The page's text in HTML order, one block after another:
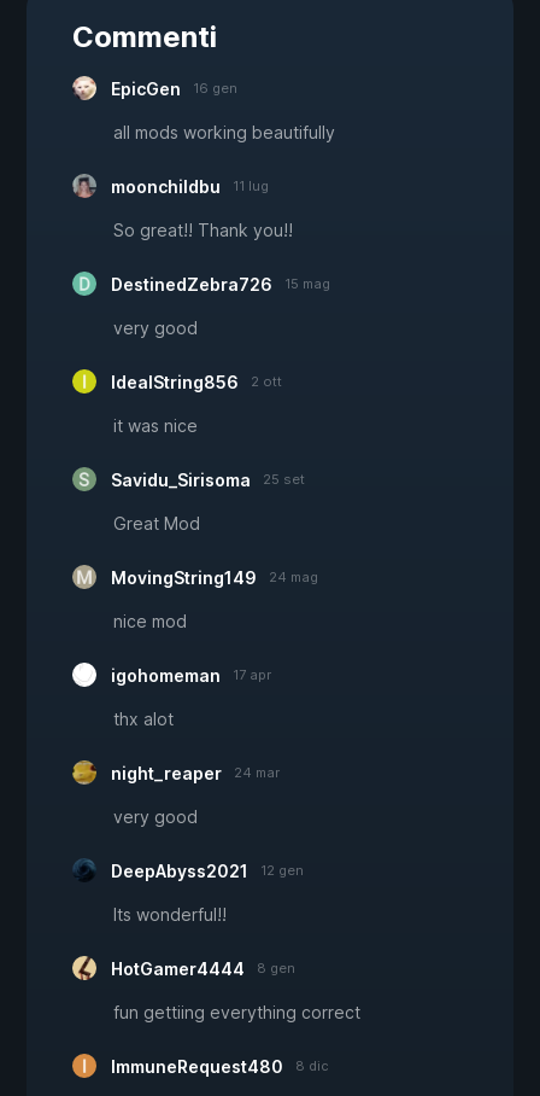
Commenti
EpicGen 16 gen
all mods working beautifully
moonchildbu 11 lug
So great!! Thank you!!
DestinedZebra726 15 mag
very good
IdealString856 2 ott
it was nice
Savidu_Sirisoma 25 set
Great Mod
MovingString149 24 mag
nice mod
igohomeman 17 apr
thx alot
night_reaper 24 mar
very good
DeepAbyss2021 12 gen
Its wonderful!!
HotGamer4444 8 gen
fun gettiing everything correct
ImmuneRequest480 8 dic